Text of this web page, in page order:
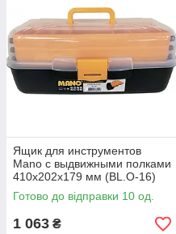
Ящик для инструментов
Mano с выдвижными полками
410x202x179 мм (BL.O-16)
Готово до відправки 10 од.
1 063 ₴